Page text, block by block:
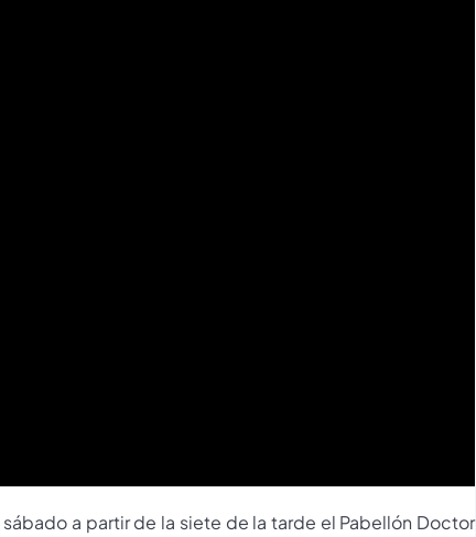
a partir de la siete de la tarde el Pabellón Doctor